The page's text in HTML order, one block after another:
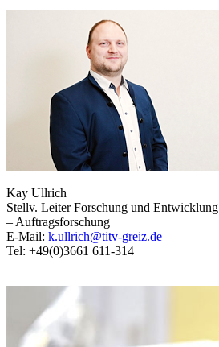
Kay Ullrich
Stellv. Leiter Forschung und Entwicklung
– Auftragsforschung
E-Mail: k.ullrich@titv-greiz.de
Tel: +49(0)3661 611-314